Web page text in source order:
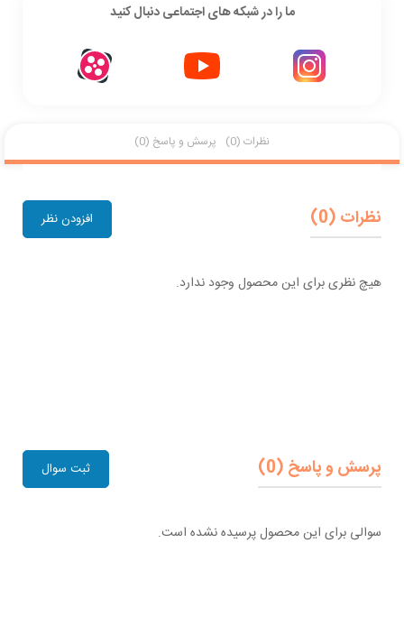
ما را در شبکه های اجتماعی دنبال کنید
نظرات (0) پرسش و پاسخ (0)
نظرات (0) افزودن نظر
هیچ نظری برای این محصول وجود ندارد.
پرسش و پاسخ (0) ثبت سوال
سوالی برای این محصول پرسیده نشده است.